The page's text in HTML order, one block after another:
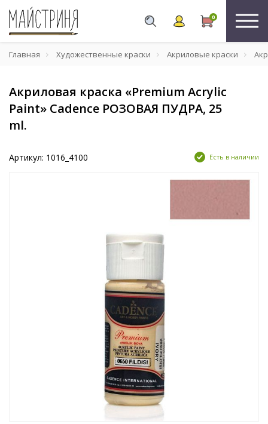
0
Главная Художественные краски Акриловые краски
Акриловая краска «Premium Acrylic
Paint» Cadence РОЗОВАЯ ПУДРА, 25
ml.
Артикул: 1016_4100 Есть в наличии